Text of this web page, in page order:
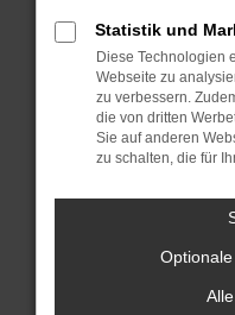
Betriebssystem
sind.
Veraltete
Sicherheitsrisiko,
führen, dass
unterstützt
Wende dich an
Wenn du alle
hast, kontaktiere
versuchen, das
uns diesen Text
Statistik und
Diese Technologien
Webseite zu
zu verbessern.
die von dritten
Sie auf anderen
zu schalten, die für